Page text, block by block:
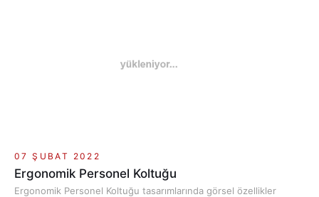
07 ŞUBAT 2022
Ergonomik Personel Koltuğu
Ergonomik Personel Koltuğu tasarımlarında görsel özellikler